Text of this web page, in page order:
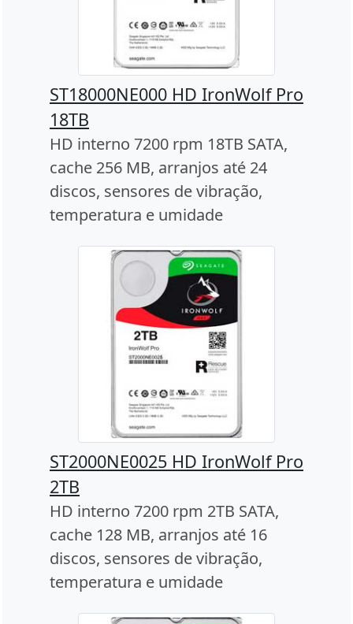
ST18000NE000 HD IronWolf Pro
18TB
HD interno 7200 rpm 18TB SATA,
cache 256 MB, arranjos até 24
discos, sensores de vibração,
temperatura e umidade
ST2000NE0025 HD IronWolf Pro
2TB
HD interno 7200 rpm 2TB SATA,
cache 128 MB, arranjos até 16
discos, sensores de vibração,
temperatura e umidade